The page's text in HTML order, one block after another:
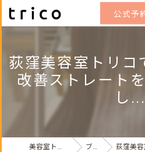
公式予
荻窪美容室トリコ
改善ストレート
し...
美容室トリコ荻窪店 ブログ 荻窪美容室ト